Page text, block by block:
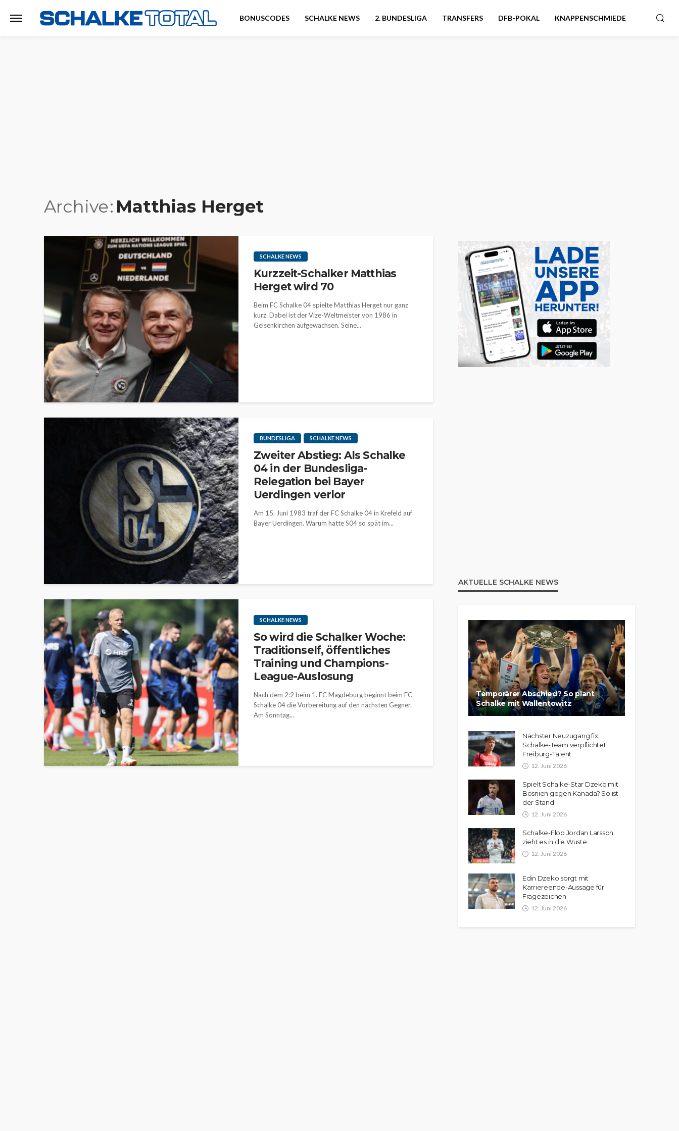
BONUSCODES SCHALKE NEWS 2. BUNDESLIGA TRANSFERS DFB-POKAL KNAPPENSCHMIEDE
Archive Matthias Herget
SCHALKE NEWS
Kurzzeit-Schalker Matthias
Herget wird 70
Beim FC Schalke 04 spielte Matthias Herget nur ganz
kurz. Dabei ist der Vize-Weltmeister von 1986 in
Gelsenkirchen aufgewachsen. Seine...
BUNDESLIGA SCHALKE NEWS
Zweiter Abstieg: Als Schalke
04 in der Bundesliga-
Relegation bei Bayer
Uerdingen verlor
Am 15. Juni 1983 traf der FC Schalke 04 in Krefeld auf
Bayer Uerdingen. Warum hatte S04 so spät im...
SCHALKE NEWS
So wird die Schalker Woche:
Traditionself, öffentliches
Training und Champions-
League-Auslosung
Nach dem 2:2 beim 1. FC Magdeburg beginnt beim FC
Schalke 04 die Vorbereitung auf den nächsten Gegner.
Am Sonntag...
AKTUELLE SCHALKE NEWS
Temporärer Abschied? So plant
Schalke mit Wallentowitz
Nächster Neuzugang fix:
Schalke-Team verpflichtet
Freiburg-Talent
12. Juni 2026
Spielt Schalke-Star Dzeko mit
Bosnien gegen Kanada? So ist
der Stand
12. Juni 2026
Schalke-Flop Jordan Larsson
zieht es in die Wüste
12. Juni 2026
Edin Dzeko sorgt mit
Karriereende-Aussage für
Fragezeichen
12. Juni 2026